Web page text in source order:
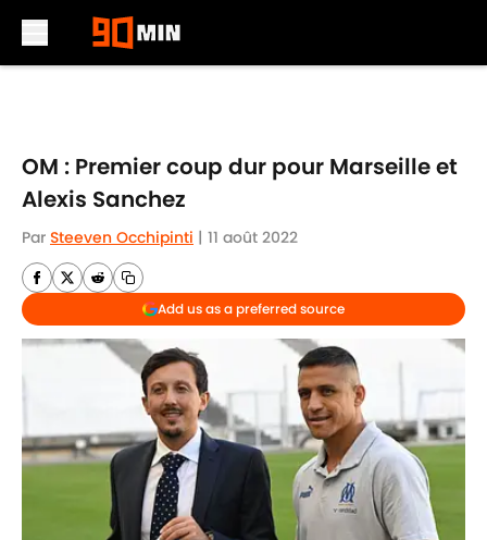
OM : Premier coup dur pour Marseille et
Alexis Sanchez
Par Steeven Occhipinti | 11 août 2022
Add us as a preferred source